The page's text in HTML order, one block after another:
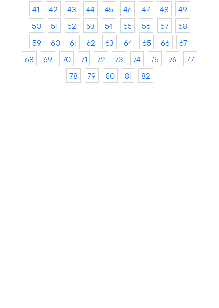
41
42 43 44 45 46 47 48
49
50
51 52 53 54 55 56 57
58
59
60 61 62 63 64 65 66
67
68
69 70 71 72 73 74 75 76
77
78
79 80 81 82